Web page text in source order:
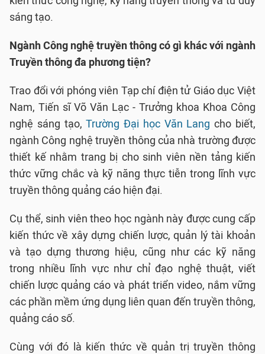
sáng tạo.
Ngành Công nghệ truyền thông có gì khác với ngành
Truyền thông đa phương tiện?
Trao đổi với phóng viên Tạp chí điện tử Giáo dục Việt
Nam, Tiến sĩ Võ Văn Lạc - Trưởng khoa Khoa Công
nghệ sáng tạo,Trường Đại học Văn Lang cho biết,
ngành Công nghệ truyền thông của nhà trường được
thiết kế nhằm trang bị cho sinh viên nền tảng kiến
thức vững chắc và kỹ năng thực tiễn trong lĩnh vực
truyền thông quảng cáo hiện đại.
Cụ thể, sinh viên theo học ngành này được cung cấp
kiến thức về xây dựng chiến lược, quản lý tài khoản
và tạo dựng thương hiệu, cũng như các kỹ năng
trong nhiều lĩnh vực như chỉ đạo nghệ thuật, viết
chiến lược quảng cáo và phát triển video, nắm vững
các phần mềm ứng dụng liên quan đến truyền thông,
quảng cáo số.
Cùng với đó là kiến thức về quản trị truyền thông